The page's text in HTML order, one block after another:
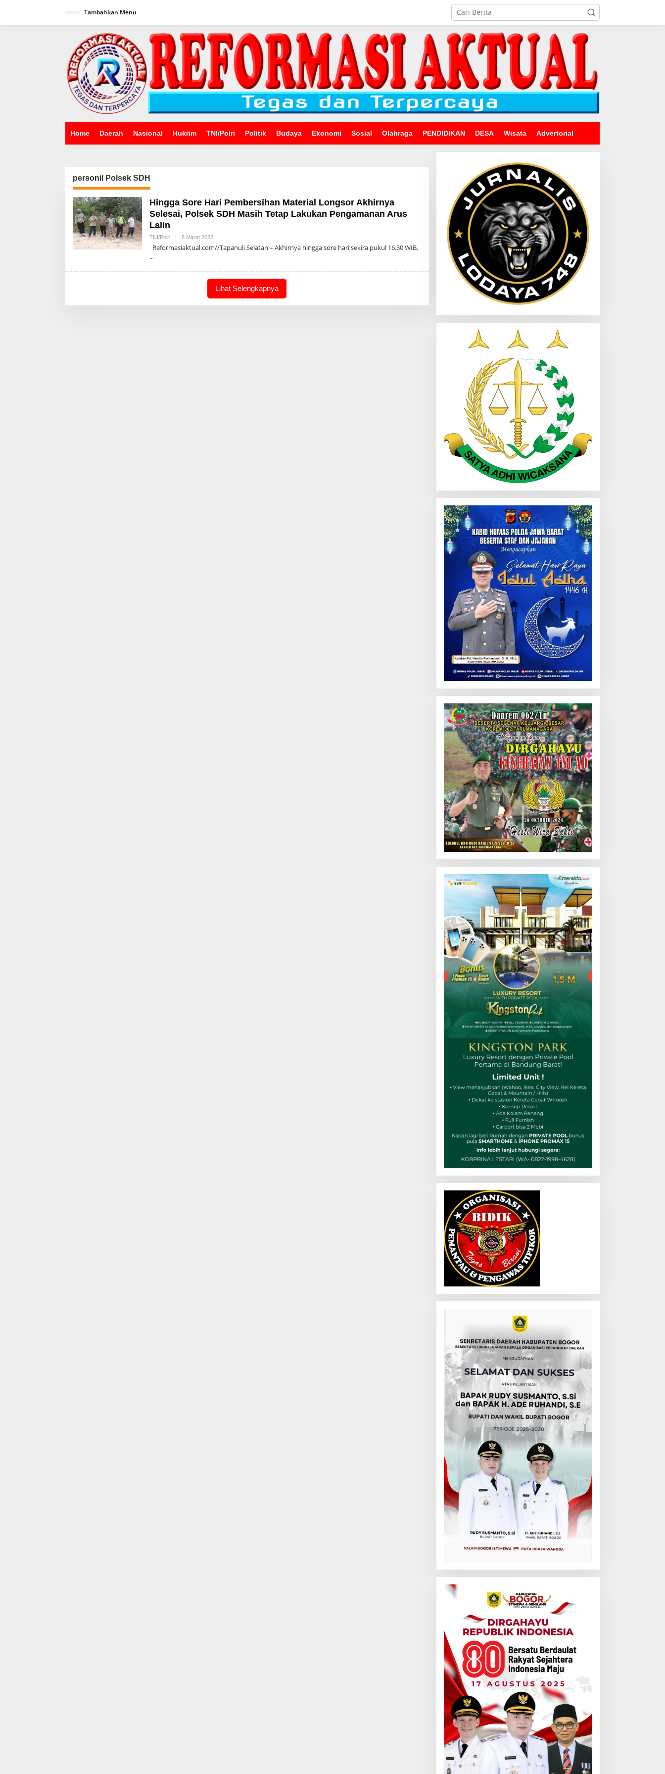
Tambahkan Menu
Home Daerah Nasional Hukrim TNI/Polri Politik Budaya Ekonomi Sosial Olahraga PENDIDIKAN DESA Wisata Advertorial
personil Polsek SDH
Hingga Sore Hari Pembersihan Material Longsor Akhirnya
Selesai, Polsek SDH Masih Tetap Lakukan Pengamanan Arus
Lalin
TNI/Polri | 8 Maret 2022Oleh
Reformasiaktual.com//Tapanuli Selatan – Akhirnya hingga sore hari sekira pukul 16.30 WIB,
Lihat Selengkapnya